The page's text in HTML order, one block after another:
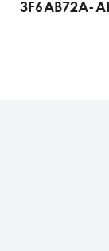
3F6AB72A-